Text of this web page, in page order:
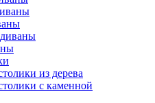
из дерева
с каменной